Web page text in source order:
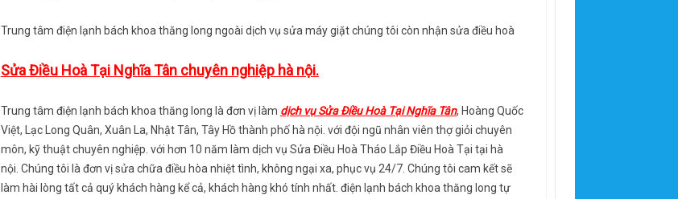
Trung tâm điện lạnh bách khoa thăng long ngoài dịch vụ sửa máy giặt chúng tôi còn nhận sửa điều hoà
Sửa Điều Hoà Tại Nghĩa Tân chuyên nghiệp hà nội.
Trung tâm điện lạnh bách khoa thăng long là đơn vị làm dịch vụ Sửa Điều Hoà Tại Nghĩa Tân, Hoàng Quốc
Việt, Lạc Long Quân, Xuân La, Nhật Tân, Tây Hồ thành phố hà nội. với đội ngũ nhân viên thợ giỏi chuyên
môn, kỹ thuật chuyên nghiệp. với hơn 10 năm làm dịch vụ Sửa Điều Hoà Tháo Lắp Điều Hoà Tại tại hà
nội. Chúng tôi là đơn vị sửa chữa điều hòa nhiệt tình, không ngại xa, phục vụ 24/7. Chúng tôi cam kết sẽ
làm hài lòng tất cả quý khách hàng kể cả, khách hàng khó tính nhất. điện lạnh bách khoa thăng long tự